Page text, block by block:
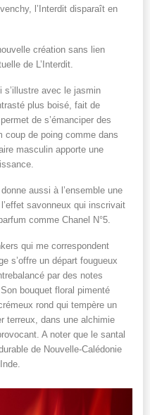
l’Interdit disparaît en
création sans lien
de L’Interdit.
s’illustre avec le jasmin
plus boisé, fait de
de s’émanciper des
coup de poing comme dans
masculin apporte une
aussi à l’ensemble une
savonneux qui inscrivait
comme Chanel N°5.
qui me correspondent
s’offre un départ fougueux
par des notes
bouquet floral pimenté
rond qui tempère un
terreux, dans une alchimie
A noter que le santal
de Nouvelle-Calédonie